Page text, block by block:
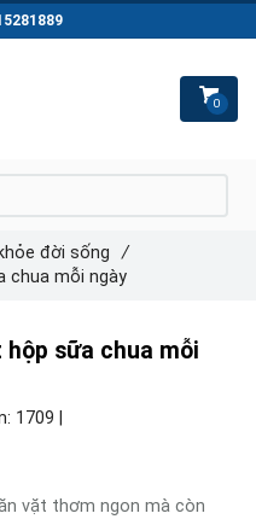
hộp sữa chua mỗi
1709 |
vặt thơm ngon mà còn
đời sống
/
chua mỗi ngày
0